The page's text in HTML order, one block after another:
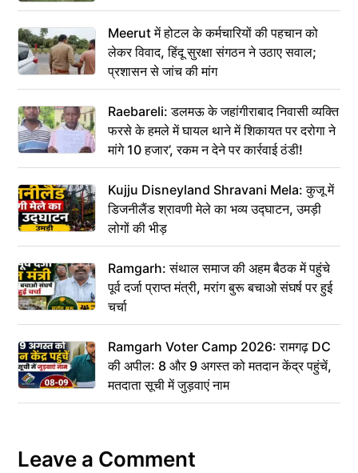
Meerut में होटल के कर्मचारियों की पहचान को
लेकर विवाद, हिंदू सुरक्षा संगठन ने उठाए सवाल;
प्रशासन से जांच की मांग
Raebareli: डलमऊ के जहांगीराबाद निवासी व्यक्ति
फरसे के हमले में घायल थाने में शिकायत पर दरोगा ने
मांगे 10 हजार’, रकम न देने पर कार्रवाई ठंडी!
Kujju Disneyland Shravani Mela: कुजू में
डिजनीलैंड श्रावणी मेले का भव्य उद्घाटन, उमड़ी
लोगों की भीड़
Ramgarh: संथाल समाज की अहम बैठक में पहुंचे
पूर्व दर्जा प्राप्त मंत्री, मरांग बुरू बचाओ संघर्ष पर हुई
चर्चा
Ramgarh Voter Camp 2026: रामगढ़ DC
की अपील: 8 और 9 अगस्त को मतदान केंद्र पहुंचें,
मतदाता सूची में जुड़वाएं नाम
Leave a Comment